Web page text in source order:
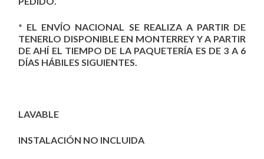
* EL ENVÍO NACIONAL SE REALIZA A PARTIR DE
TENERLO DISPONIBLE EN MONTERREY Y A PARTIR
DE AHÍ EL TIEMPO DE LA PAQUETERÍA ES DE 3 A 6
DÍAS HÁBILES SIGUIENTES.
LAVABLE
INSTALACIÓN NO INCLUIDA